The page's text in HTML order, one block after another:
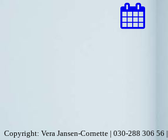
Copyright: Vera Jansen-Cornette | 030-288 306 56 |